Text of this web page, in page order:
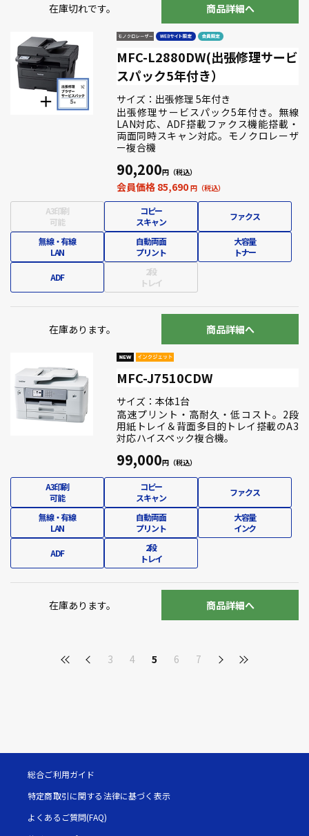
在庫切れです。 商品詳細へ
MFC-L2880DW(出張修理サービ
スパック5年付き）
サイズ：出張修理 5年付き
出張修理サービスパック5年付き。無線
LAN対応、ADF搭載ファクス機能搭載・
両面同時スキャン対応。モノクロレーザ
ー複合機
90,200
会員価格 85,690
A3印刷
可能
コピー
スキャン
ファクス
無線・有線
LAN
自動両面
プリント
大容量
トナー
ADF
2段
トレイ
在庫あります。 商品詳細へ
MFC-J7510CDW
サイズ：本体1台
高速プリント・高耐久・低コスト。2段
用紙トレイ＆背面多目的トレイ搭載のA3
対応ハイスペック複合機。
99,000
A3印刷
可能
コピー
スキャン
ファクス
無線・有線
LAN
自動両面
プリント
大容量
インク
ADF
2段
トレイ
在庫あります。 商品詳細へ
3 4 5 6 7
総合ご利用ガイド
特定商取引に関する法律に基づく表示
よくあるご質問(FAQ)